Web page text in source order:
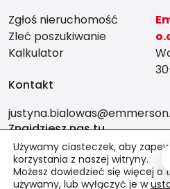
Zgłoś nieruchomość
Zleć poszukiwanie
Kalkulator
Kontakt
Znajdziesz nas tu
Używamy ciasteczek, aby
korzystania z naszej witryny.
Możesz dowiedzieć się więcej
używamy, lub wyłączyć je w